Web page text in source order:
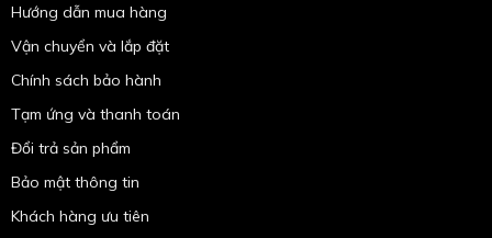
Hướng dẫn mua hàng
Vận chuyển và lắp đặt
Chính sách bảo hành
Tạm ứng và thanh toán
Đổi trả sản phẩm
Bảo mật thông tin
Khách hàng ưu tiên